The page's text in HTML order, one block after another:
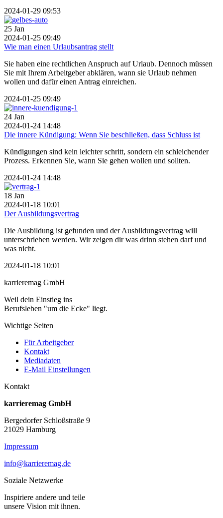
2024-01-29 09:53
25 Jan
2024-01-25 09:49
Wie man einen Urlaubsantrag stellt
Sie haben eine rechtlichen Anspruch auf Urlaub. Dennoch müssen
Sie mit Ihrem Arbeitgeber abklären, wann sie Urlaub nehmen
wollen und dafür einen Antrag einreichen.
2024-01-25 09:49
24 Jan
2024-01-24 14:48
Die innere Kündigung: Wenn Sie beschließen, dass Schluss ist
Kündigungen sind kein leichter schritt, sondern ein schleichender
Prozess. Erkennen Sie, wann Sie gehen wollen und sollten.
2024-01-24 14:48
18 Jan
2024-01-18 10:01
Der Ausbildungsvertrag
Die Ausbildung ist gefunden und der Ausbildungsvertrag will
unterschrieben werden. Wir zeigen dir was drinn stehen darf und
was nicht.
2024-01-18 10:01
karrieremag GmbH
Weil dein Einstieg ins
Berufsleben "um die Ecke" liegt.
Wichtige Seiten
Für Arbeitgeber
Kontakt
Mediadaten
E-Mail Einstellungen
Kontakt
karrieremag GmbH
Bergedorfer Schloßstraße 9
21029 Hamburg
Impressum
info@karrieremag.de
Soziale Netzwerke
Inspiriere andere und teile
unsere Vision mit ihnen.